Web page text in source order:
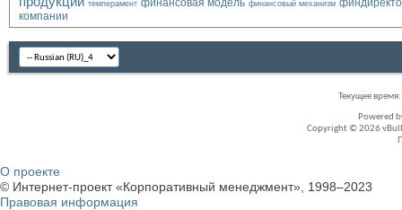
темперамент финансовая модель финансовый механизм
компании
Текущее время:
Powered
Copyright © 2026
О проекте
© Интернет-проект «Корпоративный менеджмент», 1998–2023
Правовая информация